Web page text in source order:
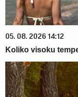
05. 08. 2026 14:12
Koliko visoku